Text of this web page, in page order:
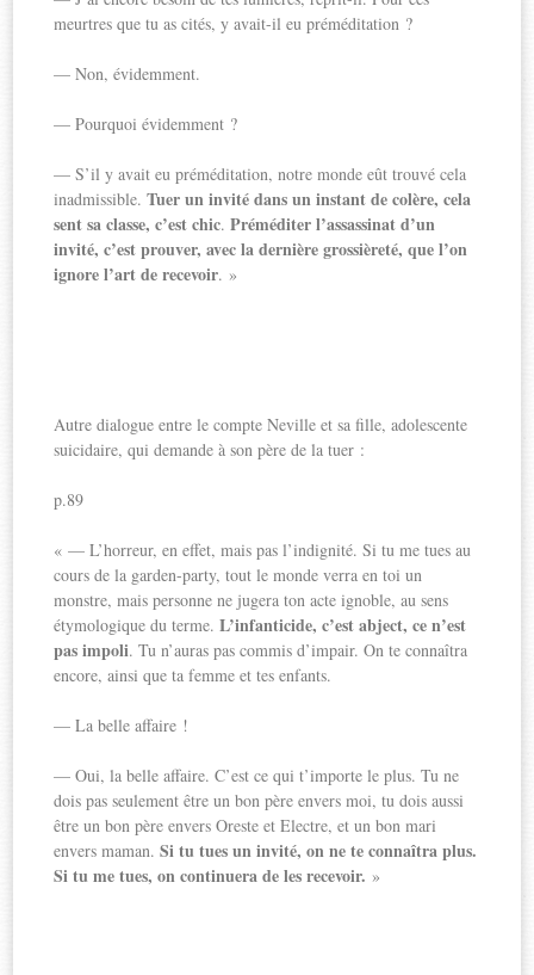
meurtres que tu as cités, y avait-il eu préméditation ?
— Non, évidemment.
— Pourquoi évidemment ?
— S’il y avait eu préméditation, notre monde eût trouvé cela
inadmissible.Tuer un invité dans un instant de colère, cela
sent sa classe, c’est chic.Préméditer l’assassinat d’un
invité, c’est prouver, avec la dernière grossièreté, que l’on
ignore l’art de recevoir. »
Autre dialogue entre le compte Neville et sa fille, adolescente
suicidaire, qui demande à son père de la tuer :
p.89
« — L’horreur, en effet, mais pas l’indignité. Si tu me tues au
cours de la garden-party, tout le monde verra en toi un
monstre, mais personne ne jugera ton acte ignoble, au sens
étymologique du terme.L’infanticide, c’est abject, ce n’est
pas impoli. Tu n’auras pas commis d’impair. On te connaîtra
encore, ainsi que ta femme et tes enfants.
— La belle affaire !
— Oui, la belle affaire. C’est ce qui t’importe le plus. Tu ne
dois pas seulement être un bon père envers moi, tu dois aussi
être un bon père envers Oreste et Electre, et un bon mari
envers maman.Si tu tues un invité, on ne te connaîtra plus.
Si tu me tues, on continuera de les recevoir. »